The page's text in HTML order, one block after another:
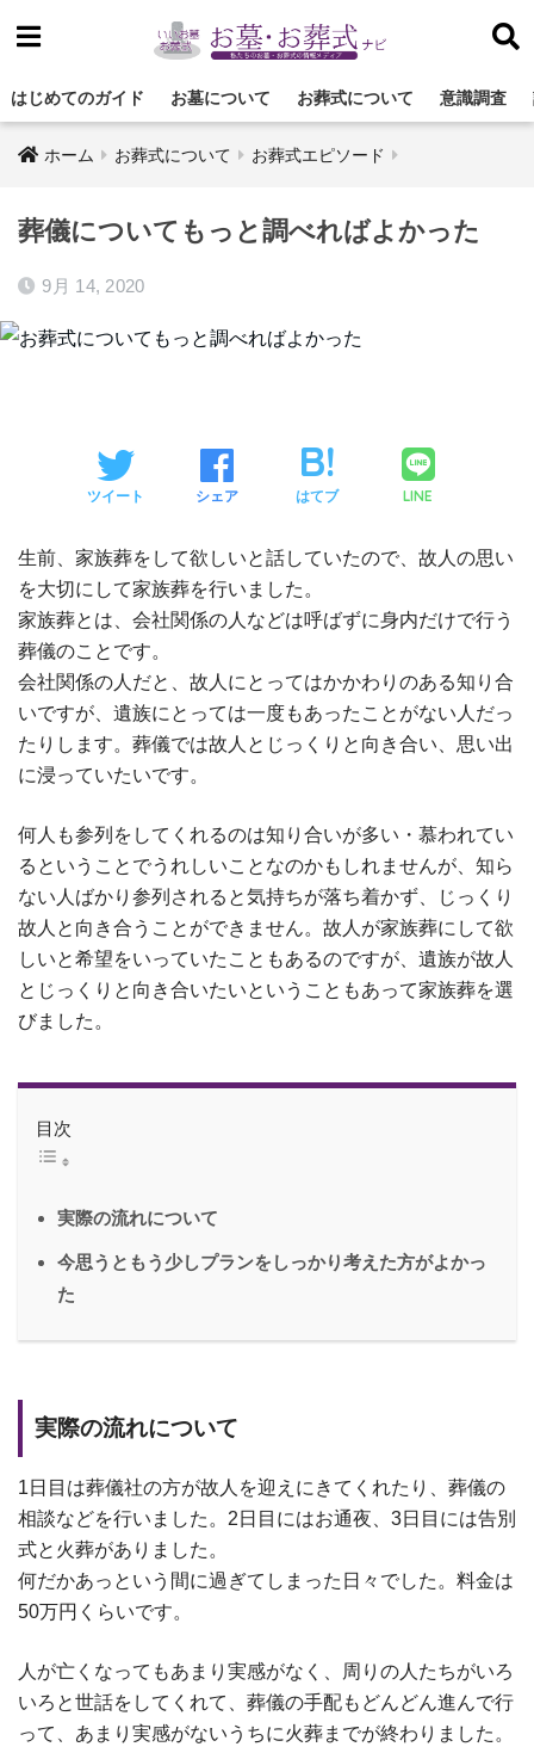
はじめてのガイド お墓について お葬式について 意識調査
ホーム お葬式について お葬式エピソード
葬儀についてもっと調べればよかった
9月 14, 2020
ツイート シェア はてブ LINE
生前、家族葬をして欲しいと話していたので、故人の思い
を大切にして家族葬を行いました。
家族葬とは、会社関係の人などは呼ばずに身内だけで行う
葬儀のことです。
会社関係の人だと、故人にとってはかかわりのある知り合
いですが、遺族にとっては一度もあったことがない人だっ
たりします。葬儀では故人とじっくりと向き合い、思い出
に浸っていたいです。
何人も参列をしてくれるのは知り合いが多い・慕われてい
るということでうれしいことなのかもしれませんが、知ら
ない人ばかり参列されると気持ちが落ち着かず、じっくり
故人と向き合うことができません。故人が家族葬にして欲
しいと希望をいっていたこともあるのですが、遺族が故人
とじっくりと向き合いたいということもあって家族葬を選
びました。
目次
実際の流れについて
今思うともう少しプランをしっかり考えた方がよかっ
た
実際の流れについて
1日目は葬儀社の方が故人を迎えにきてくれたり、葬儀の
相談などを行いました。2日目にはお通夜、3日目には告別
式と火葬がありました。
何だかあっという間に過ぎてしまった日々でした。料金は
50万円くらいです。
人が亡くなってもあまり実感がなく、周りの人たちがいろ
いろと世話をしてくれて、葬儀の手配もどんどん進んで行
って、あまり実感がないうちに火葬までが終わりました。